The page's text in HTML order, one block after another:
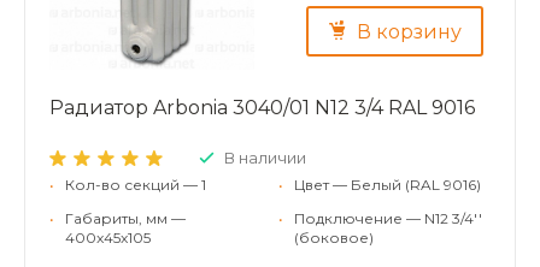
В корзину
Радиатор Arbonia 3040/01 N12 3/4 RAL 9016
В наличии
•
Кол-во секций — 1
•
Габариты, мм —
400x45x105
•
Цвет — Белый (RAL 9016)
•
Подключение — N12 3/4''
(боковое)